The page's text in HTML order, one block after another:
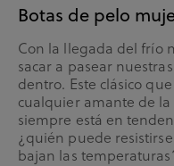
Botas de pelo
Con la llegada del frío
sacar a pasear
dentro. Este clásico
cualquier amante de
siempre está en
¿quién puede
bajan las